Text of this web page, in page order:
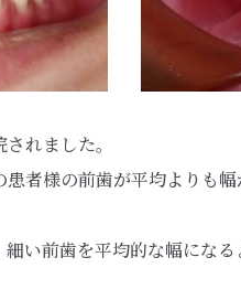
れました。
者様の前歯が平均よりも
い前歯を平均的な幅にな